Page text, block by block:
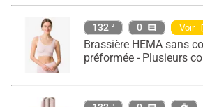
132 ° 0 Voir
Brassière HEMA sans
préformée - Plusieurs